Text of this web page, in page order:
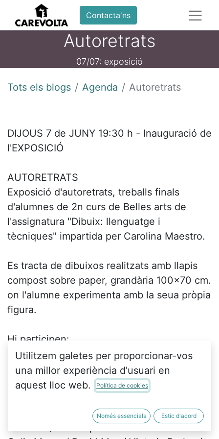
Contacta'ns
Autoretrats
07/07: exposició
Tots els blogs Agenda Autoretrats
DIJOUS 7 de JUNY 19:30 h - Inauguració de
l'EXPOSICIÓ
AUTORETRATS
Exposició d'autoretrats, treballs finals
d'alumnes de 2n curs de Belles arts de
l'assignatura "Dibuix: llenguatge i
tècniques" impartida per Carolina Maestro.
Es tracta de dibuixos realitzats amb llapis
compost sobre paper, grandària 100x70 cm.
on l'alumne experimenta amb la seua pròpia
figura.
Hi participen:
Marina Abad / Laia Beneyto / Charlotte
Boulou /Estrella Caballero
Marco Cabanes / Claudia Campello / Fátima
Silvia Fayos / Neus Gascó / Noelia Gimeno /
Blas lssa / Eva Llopis
Utilitzem galetes per proporcionar-vos
una millor experiència d'usuari en
aquest lloc web.
Política de cookies
Només essencials Estic d'acord